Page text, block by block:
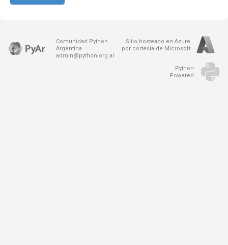
Comunidad Python
Argentina
admin@python.org.ar
Sitio hosteado en Azure
por cortesía de Microsoft
Python
Powered